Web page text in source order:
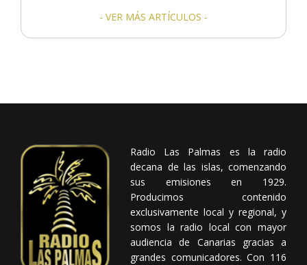
- VER MÁS ARTÍCULOS -
Radio Las Palmas es la radio
decana de las islas, comenzando
sus emisiones en 1929.
Producimos contenido
exclusivamente local y regional, y
somos la radio local con mayor
audiencia de Canarias gracias a
grandes comunicadores. Con 116